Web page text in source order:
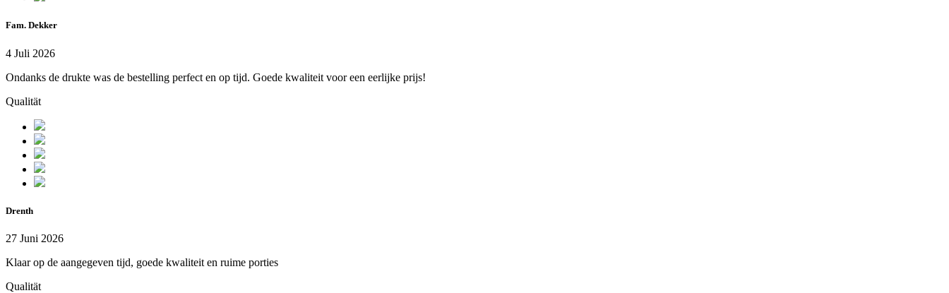
Fam. Dekker
4 Juli 2026
Ondanks de drukte was de bestelling perfect en op tijd. Goede kwaliteit voor een eerlijke prijs!
Qualität
Drenth
27 Juni 2026
Klaar op de aangegeven tijd, goede kwaliteit en ruime porties
Qualität